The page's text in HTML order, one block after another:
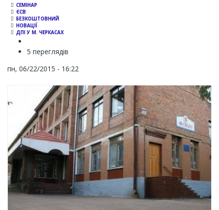
СЕМІНАР
ЄСВ
БЕЗКОШТОВНИЙ
НОВАЦІЇ
ДПІ У М. ЧЕРКАСАХ
5 переглядів
пн, 06/22/2015 - 16:22